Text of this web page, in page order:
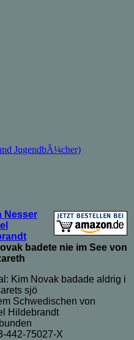
JugendbÃ¼cher)
Nesser
badete nie im See von
Kim Novak badade aldrig i
sjö
Schwedischen von
Hildebrandt
442-75027-X